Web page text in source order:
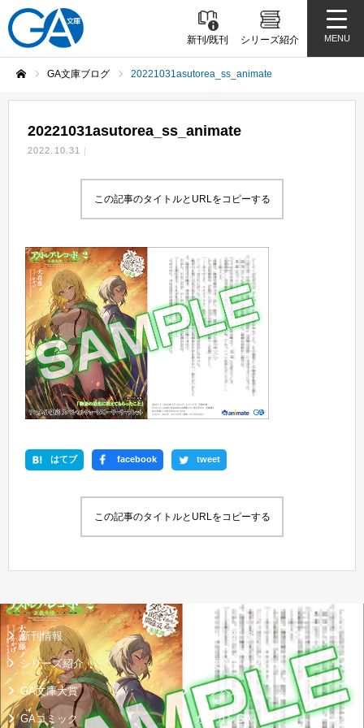
新刊/既刊 シリーズ紹介 MENU
GA文庫ブログ 20221031asutorea_ss_animate
20221031asutorea_ss_animate
2022.10.31
この記事のタイトルとURLをコピーする
はてブ facebook tweet
この記事のタイトルとURLをコピーする
新刊情報 書籍情報一覧
シリーズ紹介 GA文庫ブログ
GA文庫大賞 GAノベル
GAコミック ガンガンGA